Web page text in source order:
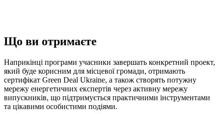
Що ви отримаєте
Наприкінці програми учасники завершать конкретний проект,
який буде корисним для місцевої громади, отримають
сертифікат Green Deal Ukraine, а також створять потужну
мережу енергетичних експертів через активну мережу
випускників, що підтримується практичними інструментами
та цікавими особистими подіями.